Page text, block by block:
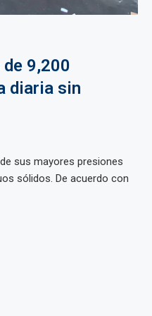
9,200
diaria sin
sus mayores presiones
sólidos. De acuerdo con